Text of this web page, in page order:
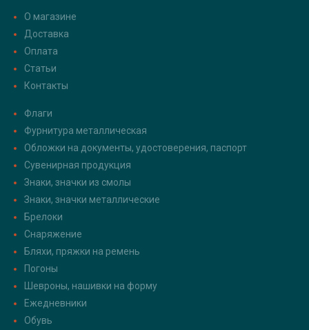
О магазине
Доставка
Оплата
Статьи
Контакты
Флаги
Фурнитура металлическая
Обложки на документы, удостоверения, паспорт
Сувенирная продукция
Знаки, значки из смолы
Знаки, значки металлические
Брелоки
Снаряжение
Бляхи, пряжки на ремень
Погоны
Шевроны, нашивки на форму
Ежедневники
Обувь